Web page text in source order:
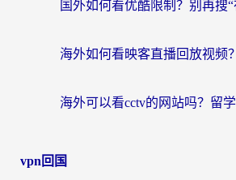
vpn回国